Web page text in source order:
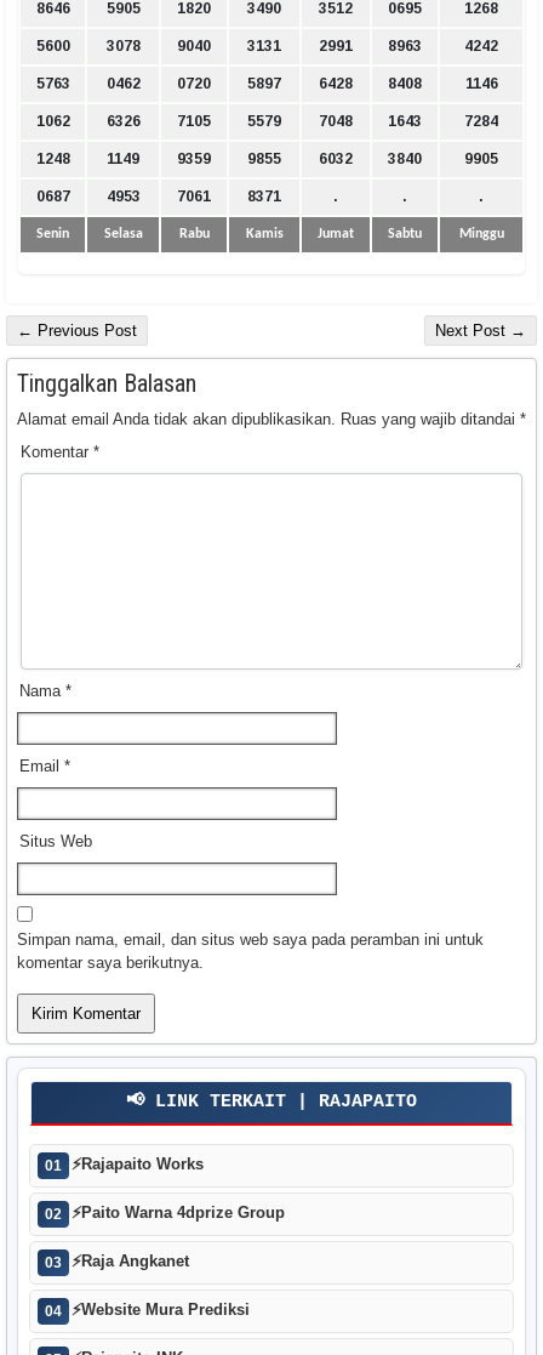
8646 5905 1820 3490 3512 0695 1268
5600 3078 9040 3131 2991 8963 4242
5763 0462 0720 5897 6428 8408 1146
1062 6326 7105 5579 7048 1643 7284
1248 1149 9359 9855 6032 3840 9905
0687 4953 7061 8371 . . .
Senin Selasa Rabu Kamis Jumat Sabtu Minggu
← Previous Post Next Post →
Tinggalkan Balasan
Alamat email Anda tidak akan dipublikasikan. Ruas yang wajib ditandai *
Komentar *
Nama *
Email *
Situs Web
Simpan nama, email, dan situs web saya pada peramban ini untuk
komentar saya berikutnya.
📢 LINK TERKAIT | RAJAPAITO
01 ⚡Rajapaito Works
02 ⚡Paito Warna 4dprize Group
03 ⚡Raja Angkanet
04 ⚡Website Mura Prediksi